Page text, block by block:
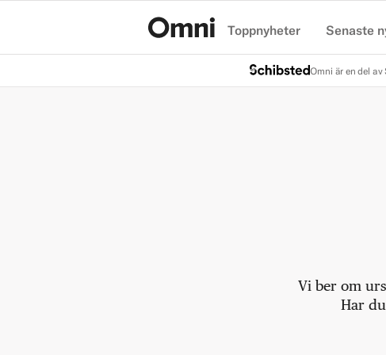
Toppnyheter Senaste
Omni är en del
Vi ber om
Har